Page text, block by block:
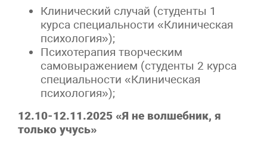
Клинический случай (студенты 1
курса специальности «Клиническая
психология»);
Психотерапия творческим
самовыражением (студенты 2 курса
специальности «Клиническая
психология»);
12.10-12.11.2025 «Я не волшебник, я
только учусь»